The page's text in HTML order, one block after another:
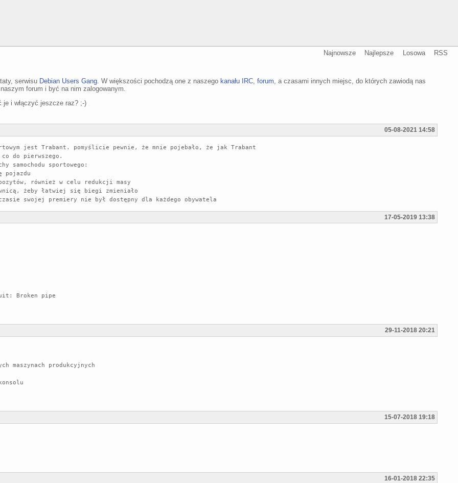
Najnowsze Najlepsze Losowa RSS
serwisu Debian Users Gang . W większości pochodzą one z naszego kanału IRC forum , a czasami innych miejsc, do których zawiodą nas
forum i być na nim zalogowanym.
je i włączyć jeszcze raz? ;-)
05-08-2021 14:58
jest Trabant. pomyślicie pewnie, że mnie pojebało, że jak Trabant
samochodu sportowego:
pojazdu
również w celu redukcji masy
żeby łatwiej się biegi zmieniało
17-05-2019 13:38
Broken pipe
29-11-2018 20:21
maszynach produkcyjnych
15-07-2018 19:18
16-01-2018 22:35